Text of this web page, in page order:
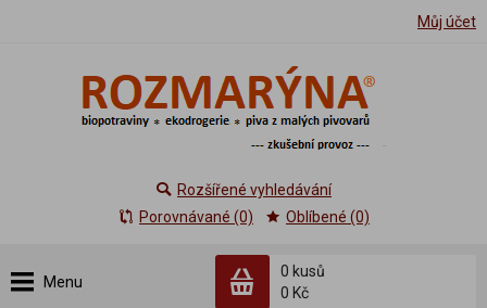
Můj účet
Menu
0 kusů
0 Kč
Rozšířené vyhledávání
Porovnávané (0)
Oblíbené (0)